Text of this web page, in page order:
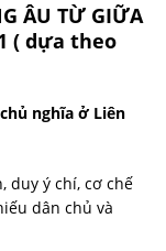
ÂU TỪ GIỮA
( dựa theo
nghĩa ở Liên
duy ý chí, cơ chế
dân chủ và